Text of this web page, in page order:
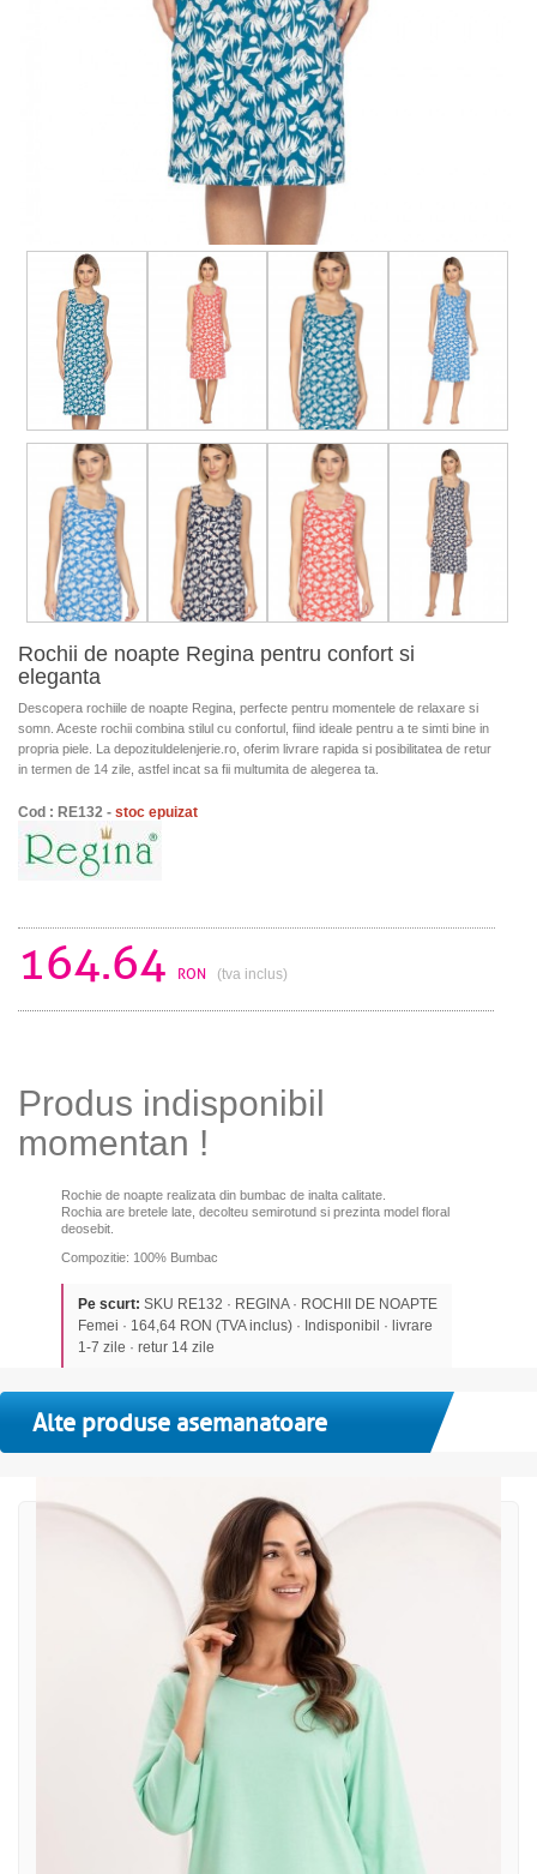
Rochii de noapte Regina pentru confort si
eleganta
Descopera rochiile de noapte Regina, perfecte pentru momentele de relaxare si
somn. Aceste rochii combina stilul cu confortul, fiind ideale pentru a te simti bine in
propria piele. La depozituldelenjerie.ro, oferim livrare rapida si posibilitatea de retur
in termen de 14 zile, astfel incat sa fii multumita de alegerea ta.
Cod : RE132 - stoc epuizat
164.64 RON (tva inclus)
Produs indisponibil
momentan !
Rochie de noapte realizata din bumbac de inalta calitate.
Rochia are bretele late, decolteu semirotund si prezinta model floral
deosebit.
Compozitie: 100% Bumbac
Pe scurt: SKU RE132 · REGINA · ROCHII DE NOAPTE
Femei · 164,64 RON (TVA inclus) · Indisponibil · livrare
1-7 zile · retur 14 zile
Alte produse asemanatoare